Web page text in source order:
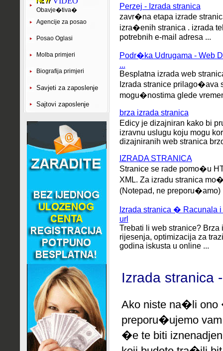
Obavje�tiva�
Agencije za posao
Posao Oglasi
Molba primjeri
Biografija primjeri
Savjeti za zaposlenje
Sajtovi zaposlenje
Perzej - Izrada stranica
zavr�na etapa izrade
izra�enih stranica . izrada
potrebnih e-mail adresa ...
Podr�ka Udrugama - Web
...
Besplatna izrada web
Izrada stranice
mogu�nostima glede
brza izrada stranica
Edicy je dizajniran kako bi
izravnu uslugu koju mogu
dizajniranih web stranica
IZRADA STRANICA
Stranice se rade pomo�u
XML. Za izradu stranica
(Notepad, ne preporu�amo)
Izrada stranica � Racunala
url
Trebati li web stranice?
rijesenja, optimizacija za
godina iskusta u online ...
Izrada stranica
Ako niste na�li
preporu�ujemovam
�e te biti